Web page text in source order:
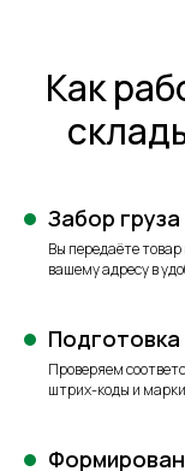
Как
Забор груза
Вы передаёте
вашему адресу в
Подготовка
Проверяем
штрих-коды и